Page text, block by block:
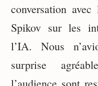
conversation
Spikov sur les
l’IA. Nous
surprise